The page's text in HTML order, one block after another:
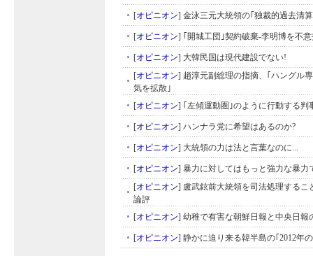
[オピニオン] 金泳三元大統領の｢独裁的過去清
[オピニオン] ｢開城工団｣契約破棄-李明博を不
[オピニオン] 大韓民国は現代建設でない!
[オピニオン] 趙淳元副総理の指摘、｢ハングル
気を拡散｣
[オピニオン] ｢左傾運動圏｣のように行動する判
[オピニオン] ハンナラ党に希望はあるのか?
[オピニオン] 大統領の力は法と言葉なのに...
[オピニオン] 暴力に対してはもっと強力な暴力
[オピニオン] 盧武鉉前大統領を司法処理するこ
論評
[オピニオン] 幼稚で有害な朝鮮日報と中央日報
[オピニオン] 静かに迫り来る韓半島の｢2012年